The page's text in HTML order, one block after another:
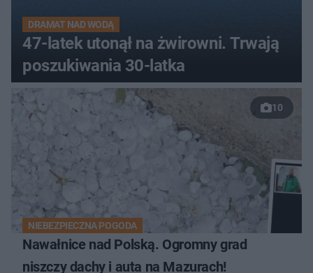
DRAMAT NAD WODĄ
47-latek utonął na żwirowni. Trwają
poszukiwania 30-latka
10
NIEBEZPIECZNA POGODA
Nawałnice nad Polską. Ogromny grad
niszczy dachy i auta na Mazurach!